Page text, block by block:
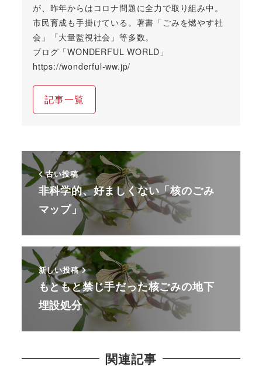
が、昨年からはコロナ問題に全力で取り組み中。
市民育成も手掛けている。著書「ごみを燃やす社
会」「大量監視社会」等多数。
ブログ「WONDERFUL WORLD」
https://wonderful-ww.jp/
記事一覧
古い投稿
非科学的、好ましくない「核のごみ
マップ」
新しい投稿
もともと禁じ手だった核ごみの地下
埋設処分
関連記事